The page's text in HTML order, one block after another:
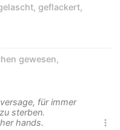
, geflackert,
gewesen,
für immer
sterben.

hands.